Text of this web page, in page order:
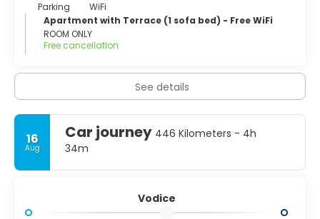
Parking
WiFi
Apartment with Terrace (1 sofa bed) - Free WiFi
ROOM ONLY
Free cancellation
See details
16
Aug
Car journey 446 Kilometers - 4h
34m
Vodice